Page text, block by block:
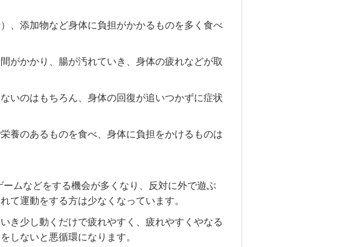
、添加物など身体に負担がかかるものを多く食べ
がかかり、腸が汚れていき、身体の疲れなどが取
いのはもちろん、身体の回復が追いつかずに症状
養のあるものを食べ、身体に負担をかけるものは
ムなどをする機会が多くなり、反対に外で遊ぶ
て運動をする方は少なくなっています。
き少し動くだけで疲れやすく、疲れやすくやなる
しないと悪循環になります。